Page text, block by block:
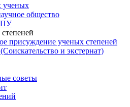
ученых
общество
присуждение ученых степеней
и экстернат)
советы